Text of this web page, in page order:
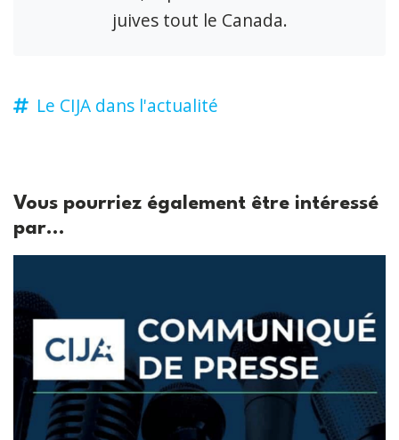
juives tout le Canada.
Le CIJA dans l'actualité
Vous pourriez également être intéressé
par...